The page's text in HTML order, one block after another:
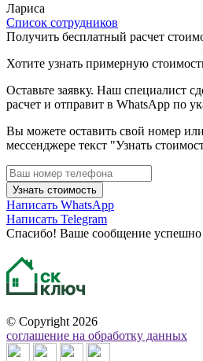
Лариса
Список сотрудников
Получить бесплатный расчет
Хотите узнать примерную
Оставьте заявку. Наш специалист
расчет и отправит в WhatsApp по
Вы можете оставить свой номер
мессенджере текст "Узнать
Узнать стоимость
Написать WhatsApp
Написать Telegram
Спасибо! Ваше сообщение успешно
© Copyright 2026
соглашение на обработку данных